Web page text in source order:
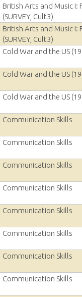
British Arts and Music
(SURVEY, Cult3)
British Arts and Music
(SURVEY, Cult3)
Cold War and the US
Cold War and the US
Cold War and the US
Communication Skills
Communication Skills
Communication Skills
Communication Skills
Communication Skills
Communication Skills
Communication Skills
Communication Skills